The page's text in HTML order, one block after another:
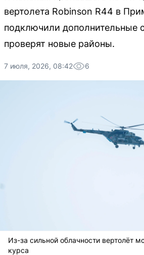
вертолета Robinson R44 в
подключили дополнительные
проверят новые районы.
7 июля, 2026, 08:42 6
Из-за сильной облачности вертолёт
курса